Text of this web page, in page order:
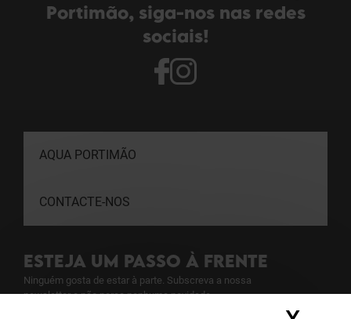
Portimão, siga-nos nas redes
sociais!
AQUA PORTIMÃO
CONTACTE-NOS
ESTEJA UM PASSO À FRENTE
Ninguém gosta de estar à parte. Subscreva a nossa
newsletter e não perca nenhuma novidade.